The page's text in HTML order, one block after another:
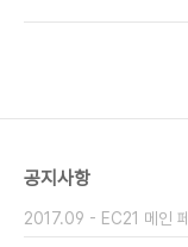
공지사항
2017.09 - EC21 메인